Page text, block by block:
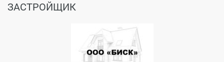
ЗАСТРОЙЩИК